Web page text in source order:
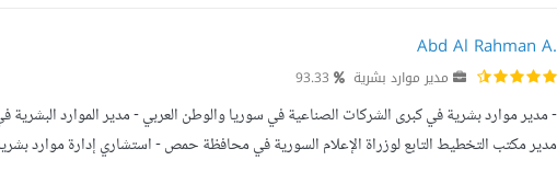
Abd Al Rahman A.
مدير موارد بشرية
مدير مكتب التخطيط التابع لوزراة الإعلام السورية في محافظة حمص - استشاري إدارة موارد